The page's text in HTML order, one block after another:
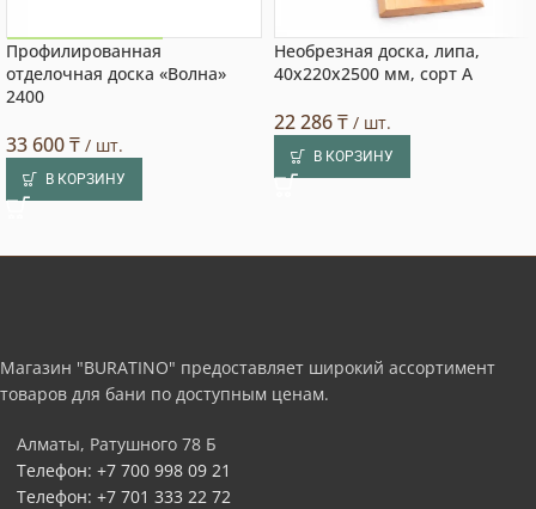
Акция на товар!
Профилированная
отделочная доска «Волна»
2400
33 600₸ / шт.
В КОРЗИНУ
Необрезная доска, липа,
40x220x2500 мм, сорт A
22 286₸ / шт.
В КОРЗИНУ
Магазин "BURATINO" предоставляет широкий ассортимент
товаров для бани по доступным ценам.
Алматы, Ратушного 78 Б
Телефон: +7 700 998 09 21
Телефон: +7 701 333 22 72